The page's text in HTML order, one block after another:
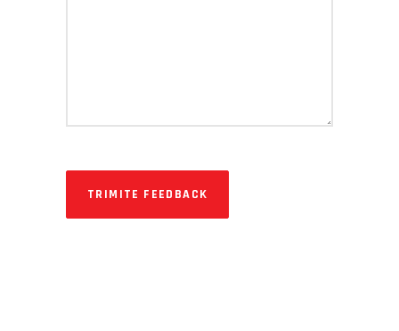
TRIMITE FEEDBACK